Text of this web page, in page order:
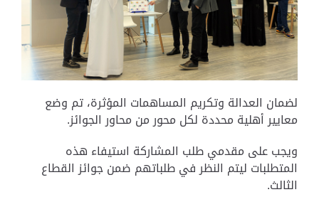
لضمان العدالة وتكريم المساهمات المؤثرة، تم وضع
معايير أهلية محددة لكل محور من محاور الجوائز.
ويجب على مقدمي طلب المشاركة استيفاء هذه
المتطلبات ليتم النظر في طلباتهم ضمن جوائز القطاع
الثالث.